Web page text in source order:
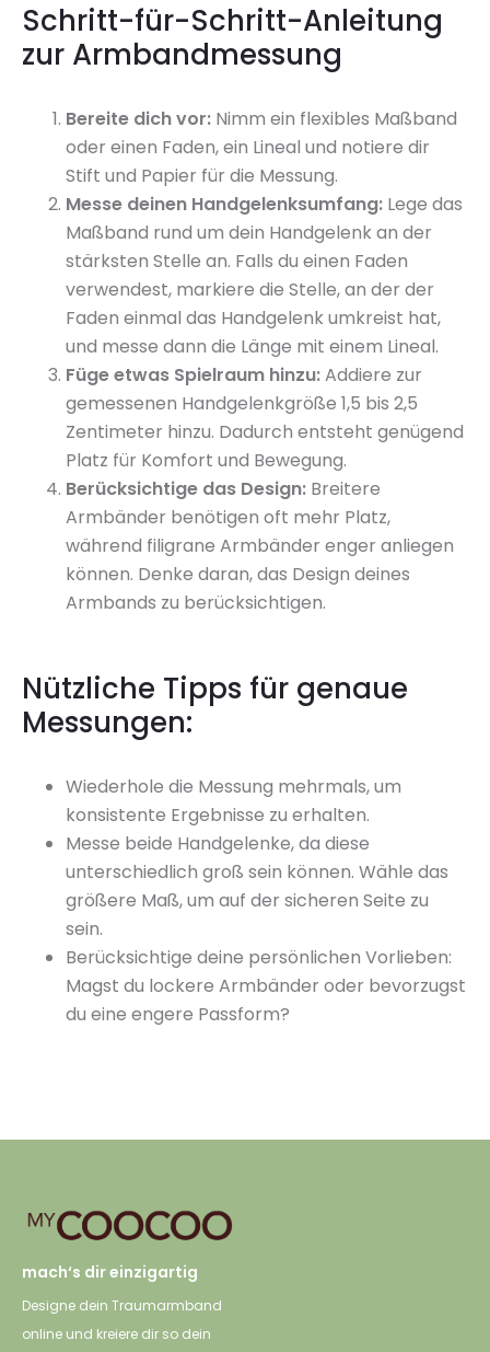
Schritt-für-Schritt-Anleitung
zur Armbandmessung
Bereite dich vor: Nimm ein flexibles Maßband
oder einen Faden, ein Lineal und notiere dir
Stift und Papier für die Messung.
Messe deinen Handgelenksumfang: Lege das
Maßband rund um dein Handgelenk an der
stärksten Stelle an. Falls du einen Faden
verwendest, markiere die Stelle, an der der
Faden einmal das Handgelenk umkreist hat,
und messe dann die Länge mit einem Lineal.
Füge etwas Spielraum hinzu:Addiere zur
gemessenen Handgelenkgröße 1,5 bis 2,5
Zentimeter hinzu. Dadurch entsteht genügend
Platz für Komfort und Bewegung.
Berücksichtige das Design: Breitere
Armbänder benötigen oft mehr Platz,
während filigrane Armbänder enger anliegen
können. Denke daran, das Design deines
Armbands zu berücksichtigen.
Nützliche Tipps für genaue
Messungen:
Wiederhole die Messung mehrmals, um
konsistente Ergebnisse zu erhalten.
Messe beide Handgelenke, da diese
unterschiedlich groß sein können. Wähle das
größere Maß, um auf der sicheren Seite zu
sein.
Berücksichtige deine persönlichen Vorlieben:
Magst du lockere Armbänder oder bevorzugst
du eine engere Passform?
mach‘s dir einzigartig
Designe dein Traumarmband
online und kreiere dir so dein